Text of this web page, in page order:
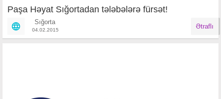
Paşa Həyat Sığortadan tələbələrə fürsət!
Sığorta
04.02.2015 Ətraflı